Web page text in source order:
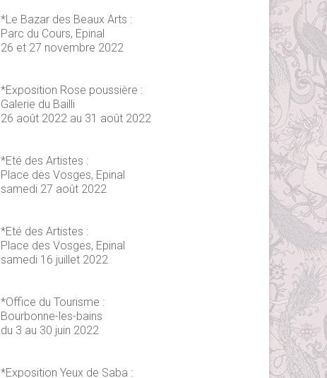
*Le Bazar des Beaux Arts :
Parc du Cours, Epinal
26 et 27 novembre 2022
*Exposition Rose poussière :
Galerie du Bailli
26 août 2022 au 31 août 2022
*Eté des Artistes :
Place des Vosges, Epinal
samedi 27 août 2022
*Eté des Artistes :
Place des Vosges, Epinal
samedi 16 juillet 2022
*Office du Tourisme :
Bourbonne-les-bains
du 3 au 30 juin 2022
*Exposition Yeux de Saba :